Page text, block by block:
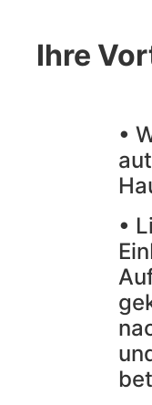
Ihre
•
•